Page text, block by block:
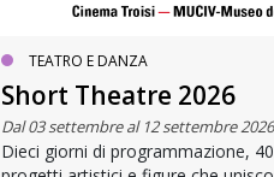
TEATRO E DANZA
Short Theatre 2026
Dal 03 settembre al 12 settembre 2026
Dieci giorni di programmazione,